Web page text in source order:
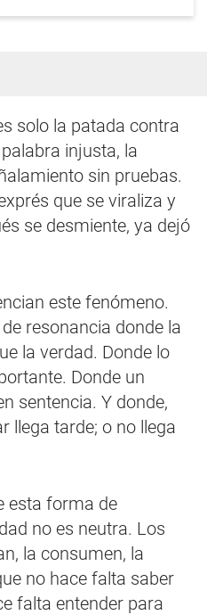
solo la patada contra
injusta, la
sin pruebas.
que se viraliza y
se desmiente, ya dejó
este fenómeno.
resonancia donde la
la verdad. Donde lo
Donde un
sentencia. Y donde,
llega tarde; o no llega
esta forma de
no es neutra. Los
la consumen, la
no hace falta saber
falta entender para